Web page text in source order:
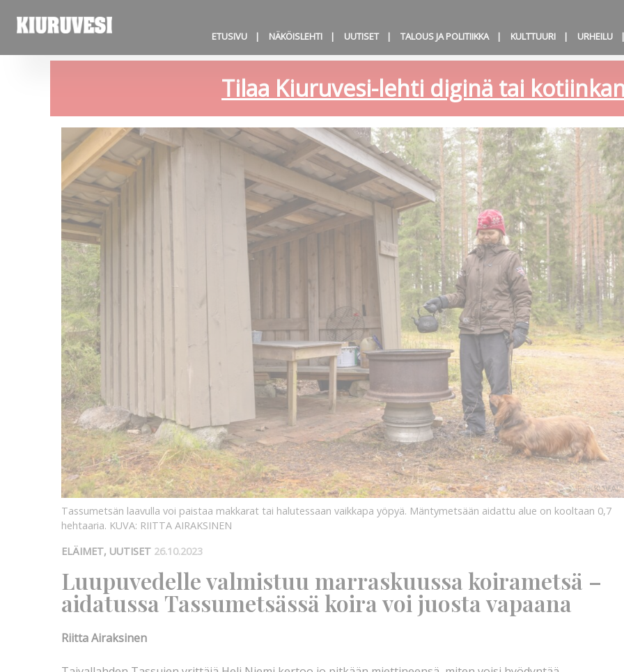
ETUSIVU NÄKÖISLEHTI UUTISET TALOUS JA POLITIIKKA KULTTUURI URHEILU
Tilaa Kiuruvesi-lehti diginä tai
KUVA:
KUVA:
RIITTA
AIRAKSINEN
Tassumetsän laavulla voi paistaa makkarat tai halutessaan vaikkapa yöpyä. Mäntymetsään aidattu alue on kooltaan 0,7
hehtaaria. KUVA: RIITTA AIRAKSINEN
ELÄIMET, UUTISET 26.10.2023
Luupuvedelle valmistuu marraskuussa koirametsä –
aidatussa Tassumetsässä koira voi juosta vapaana
Riitta Airaksinen